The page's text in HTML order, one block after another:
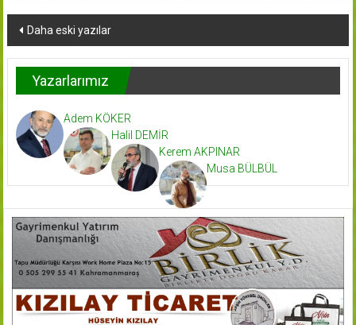
Yazı
dolaşımı
Daha eski yazılar
Yazarlarımız
Adem KÖKER
Halil DEMİR
Kerem AKPINAR
Musa BÜLBÜL